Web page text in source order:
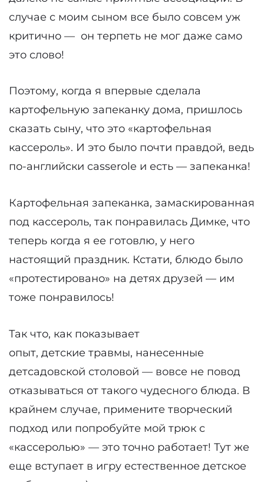
случае с моим сыном все было совсем уж
критично — он терпеть не мог даже само
это слово!
Поэтому, когда я впервые сделала
картофельную запеканку дома, пришлось
сказать сыну, что это «картофельная
кассероль». И это было почти правдой, ведь
по-английски casserole и есть — запеканка!
Картофельная запеканка, замаскированная
под кассероль, так понравилась Димке, что
теперь когда я ее готовлю, у него
настоящий праздник. Кстати, блюдо было
«протестировано» на детях друзей — им
тоже понравилось!
Так что, как показывает
опыт, детские травмы, нанесенные
детсадовской столовой — вовсе не повод
отказываться от такого чудесного блюда. В
крайнем случае, примените творческий
подход или попробуйте мой трюк с
«кассеролью» — это точно работает! Тут же
еще вступает в игру естественное детское